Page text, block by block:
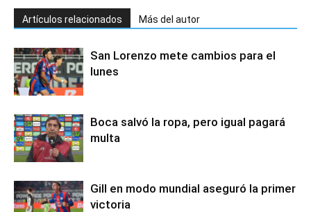
Artículos relacionados Más del autor
San Lorenzo mete cambios para el
lunes
Boca salvó la ropa, pero igual pagará
multa
Gill en modo mundial aseguró la primer
victoria